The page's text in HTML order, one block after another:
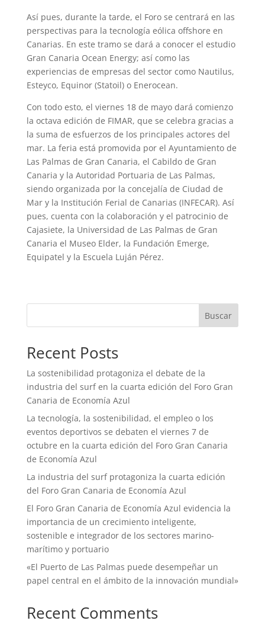
Así pues, durante la tarde, el Foro se centrará en las
perspectivas para la tecnología eólica offshore en
Canarias. En este tramo se dará a conocer el estudio
Gran Canaria Ocean Energy; así como las
experiencias de empresas del sector como Nautilus,
Esteyco, Equinor (Statoil) o Enerocean.
Con todo esto, el viernes 18 de mayo dará comienzo
la octava edición de FIMAR, que se celebra gracias a
la suma de esfuerzos de los principales actores del
mar. La feria está promovida por el Ayuntamiento de
Las Palmas de Gran Canaria, el Cabildo de Gran
Canaria y la Autoridad Portuaria de Las Palmas,
siendo organizada por la concejalía de Ciudad de
Mar y la Institución Ferial de Canarias (INFECAR). Así
pues, cuenta con la colaboración y el patrocinio de
Cajasiete, la Universidad de Las Palmas de Gran
Canaria el Museo Elder, la Fundación Emerge,
Equipatel y la Escuela Luján Pérez.
Buscar
Recent Posts
La sostenibilidad protagoniza el debate de la
industria del surf en la cuarta edición del Foro Gran
Canaria de Economía Azul
La tecnología, la sostenibilidad, el empleo o los
eventos deportivos se debaten el viernes 7 de
octubre en la cuarta edición del Foro Gran Canaria
de Economía Azul
La industria del surf protagoniza la cuarta edición
del Foro Gran Canaria de Economía Azul
El Foro Gran Canaria de Economía Azul evidencia la
importancia de un crecimiento inteligente,
sostenible e integrador de los sectores marino-
marítimo y portuario
«El Puerto de Las Palmas puede desempeñar un
papel central en el ámbito de la innovación mundial»
Recent Comments